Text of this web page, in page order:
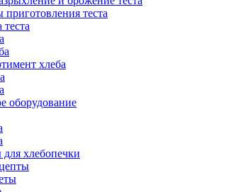
теста
теста
хлеба
оборудование
хлебопечки